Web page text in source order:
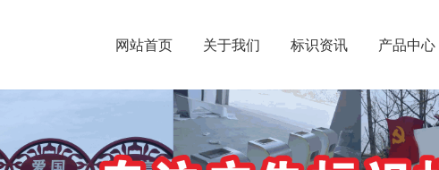
网站首页 关于我们 标识资讯 产品中心